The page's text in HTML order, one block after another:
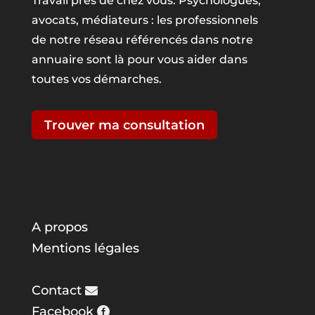
avocats, médiateurs : les professionnels
de notre réseau référencés dans notre
annuaire sont là pour vous aider dans
toutes vos démarches.
Trouver ma consultation
A propos
Mentions légales
Contact
Facebook